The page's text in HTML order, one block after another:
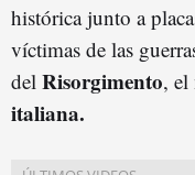
histórica junto a
víctimas de las
del Risorgimento, el
italiana.